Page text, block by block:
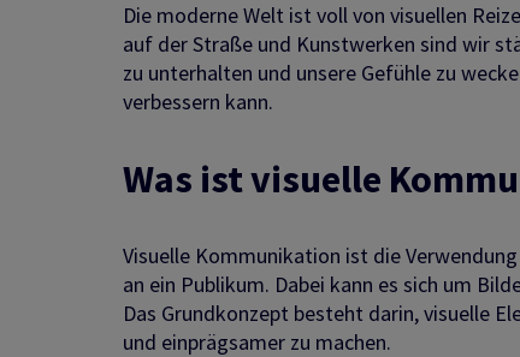
Die moderne Welt ist voll von visuellen
auf der Straße und Kunstwerken sind wir
zu unterhalten und unsere Gefühle zu
verbessern kann.
Was ist visuelle
Visuelle Kommunikation ist die
an ein Publikum. Dabei kann es sich um
Das Grundkonzept besteht darin, visuelle
und einprägsamer zu machen.